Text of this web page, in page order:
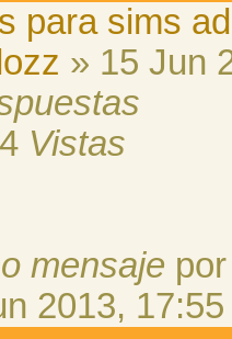
para sims
» 15 Jun
Vistas
mensaje
2013, 17:55